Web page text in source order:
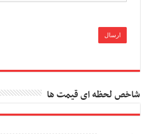
شاخص لحظه ای قیمت ها